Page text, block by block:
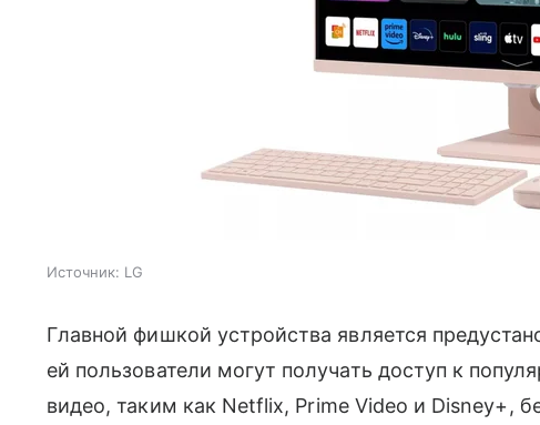
Источник: LG
Главной фишкой устройства является
ей пользователи могут получать доступ к
видео, таким как Netflix, Prime Video и Disney+,